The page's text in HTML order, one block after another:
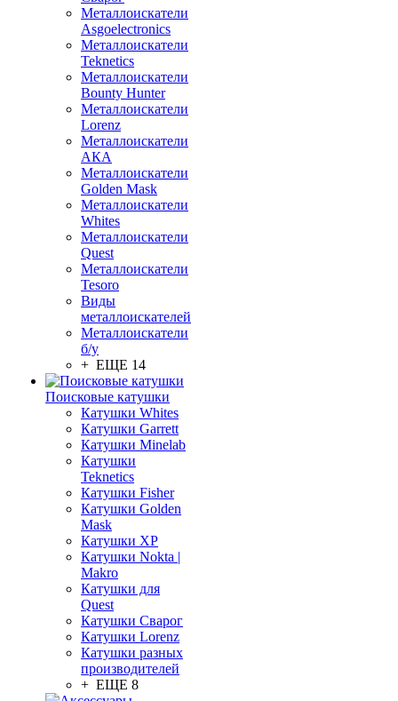
Металлоискатели
Asgoelectronics
Металлоискатели
Teknetics
Металлоискатели
Bounty Hunter
Металлоискатели
Lorenz
Металлоискатели
АКА
Металлоискатели
Golden Mask
Металлоискатели
Whites
Металлоискатели
Quest
Металлоискатели
Tesoro
Виды
металлоискателей
Металлоискатели
б/у
+ ЕЩЕ 14
Поисковые катушки
Катушки Whites
Катушки Garrett
Катушки Minelab
Катушки
Teknetics
Катушки Fisher
Катушки Golden
Mask
Катушки XP
Катушки Nokta |
Makro
Катушки для
Quest
Катушки Сварог
Катушки Lorenz
Катушки разных
производителей
+ ЕЩЕ 8